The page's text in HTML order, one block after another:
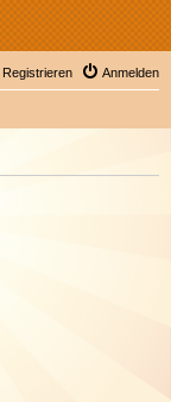
Anmelden
Registrieren